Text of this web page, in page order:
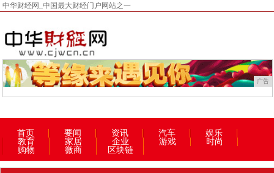
中华财经网_中国最大财经门户网站之一
广告
首页 要闻 资讯 汽车
娱乐
教育
家居 企业 游戏
时尚
购物
微商 区块链